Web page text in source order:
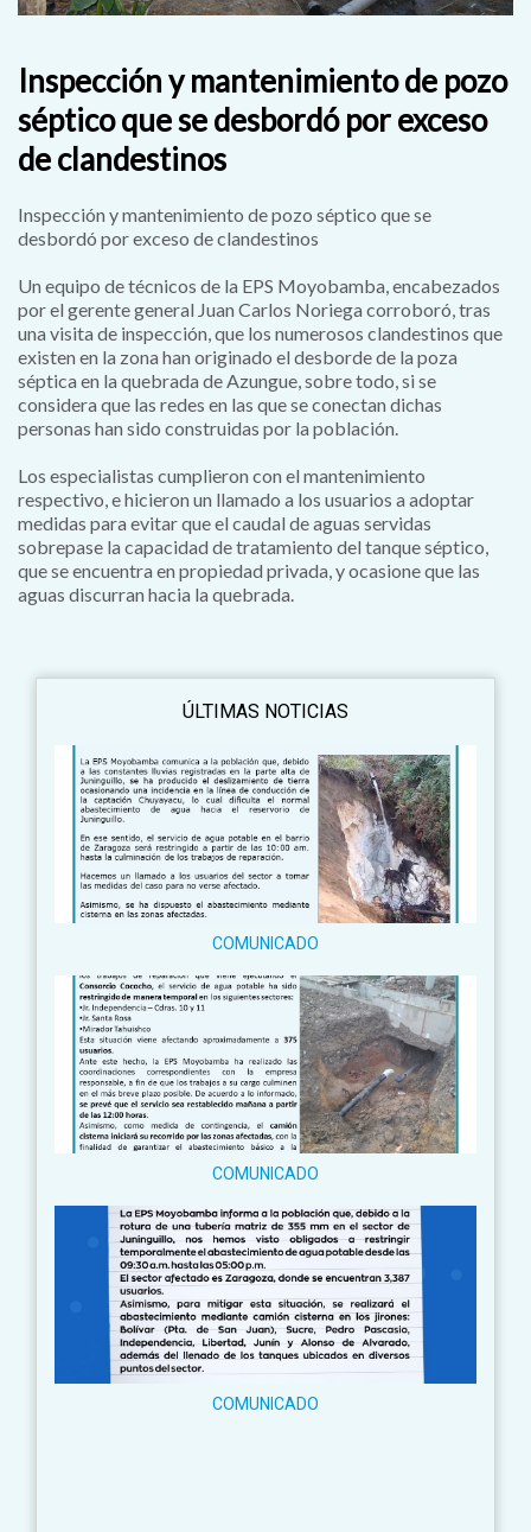
Inspección y mantenimiento de pozo
séptico que se desbordó por exceso
de clandestinos
Inspección y mantenimiento de pozo séptico que se
desbordó por exceso de clandestinos
Un equipo de técnicos de la EPS Moyobamba, encabezados
por el gerente general Juan Carlos Noriega corroboró, tras
una visita de inspección, que los numerosos clandestinos que
existen en la zona han originado el desborde de la poza
séptica en la quebrada de Azungue, sobre todo, si se
considera que las redes en las que se conectan dichas
personas han sido construidas por la población.
Los especialistas cumplieron con el mantenimiento
respectivo, e hicieron un llamado a los usuarios a adoptar
medidas para evitar que el caudal de aguas servidas
sobrepase la capacidad de tratamiento del tanque séptico,
que se encuentra en propiedad privada, y ocasione que las
aguas discurran hacia la quebrada.
ÚLTIMAS NOTICIAS
COMUNICADO
COMUNICADO
COMUNICADO